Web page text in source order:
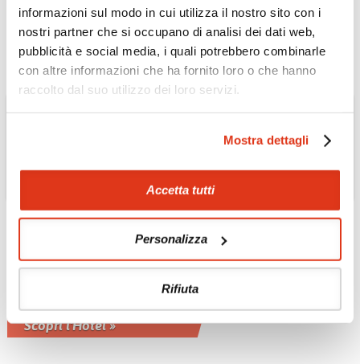
informazioni sul modo in cui utilizza il nostro sito con i
nostri partner che si occupano di analisi dei dati web,
pubblicità e social media, i quali potrebbero combinarle
con altre informazioni che ha fornito loro o che hanno
raccolto dal suo utilizzo dei loro servizi.
Mostra dettagli
Accetta tutti
Personalizza
Rifiuta
Scopri l'Hotel »
Hotel Royal Orchid
Sheraton 5*
Nella magnifica località di Chao Phya
Scopri l'Hotel »